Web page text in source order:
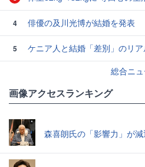
4 俳優の及川光博が結婚を発表
5
ケニア人と結婚「差別」のリ
総合ニ
画像アクセスランキング
森喜朗氏の「影響力」が